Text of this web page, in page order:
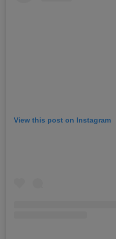
View this post on Instagram